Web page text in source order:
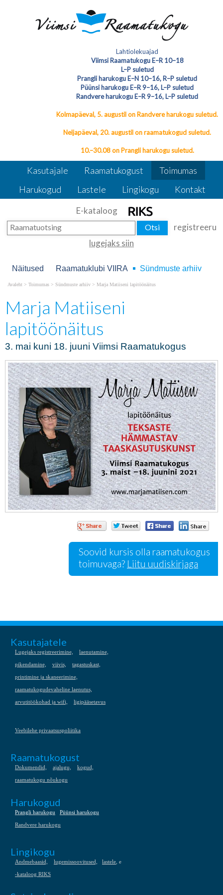
Marja Matiiseni lapitöönäitus
3. mai kuni 18. juuni Viimsi
RaamatukogusMarja Matiiseni
Lahtiolekuajad
Viimsi Raamatukogu E–R 10–18
L–P suletud
Prangli harukogu E–N 10–16, R–P suletud
Püünsi harukogu E–R 9–16, L–P suletud
Randvere harukogu E–R 9–16, L–P suletud
Kolmapäeval, 5. augustil on Randvere harukogu suletud.
Neljapäeval, 20. augustil on raamatukogud suletud.
10.–30.08 on Prangli harukogu suletud.
Kasutajale Raamatukogust
Toimumas
Harukogud
Lastele Lingikogu Kontakt
E-kataloog
registreeru
lugejaks siin
Näitused Raamatuklubi VIIRA Sündmuste arhiiv
Avaleht > Toimumas > Sündmuste arhiiv > Marja Matiiseni lapitöönäitus
Marja Matiiseni
lapitöönäitus
3. mai kuni 18. juuni Viimsi Raamatukogus
Soovid kursis olla raamatukogus
toimuvaga? Liitu uudiskirjaga
Kasutajatele
Lugejaks registreerimine, laenutamine,
pikendamine, viivis, tagastuskast,
printimine ja skaneerimine,
raamatukogudevaheline laenutus,
arvutitöökohad ja wifi, ligipääsetavus
Veebilehe privaatsuspoliitika
Raamatukogust
Dokumendid, ajalugu, kogud,
raamatukogu nõukogu
Harukogud
Prangli harukogu Püünsi harukogu
Randvere harukogu
Lingikogu
Andmebaasid, lugemissoovitused, lastele , e
-kataloog RIKS